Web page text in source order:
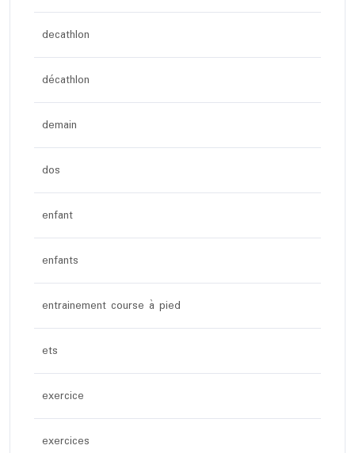
decathlon
décathlon
demain
dos
enfant
enfants
entrainement course à pied
ets
exercice
exercices